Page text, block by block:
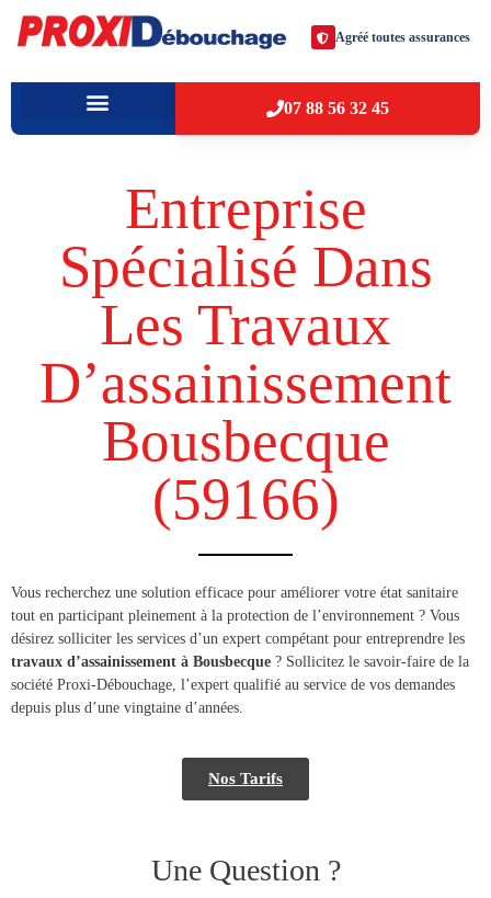
Agréé toutes assurances
07 88 56 32 45
Entreprise
Spécialisé Dans
Les Travaux
D’assainissement
Bousbecque
(59166​)
​​Vous recherchez une solution efficace pour améliorer votre état sanitaire
tout en participant pleinement à la protection de l’environnement ? Vous
désirez solliciter les services d’un expert compétant pour entreprendre les
travaux d’assainissement à Bousbecque ? Sollicitez le savoir-faire de la
société Proxi-Débouchage, l’expert qualifié au service de vos demandes
depuis plus d’une vingtaine d’années.
Nos Tarifs
Une Question ?